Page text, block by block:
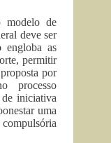
modelo de
deve ser
engloba as
permitir
por
processo
iniciativa
uma